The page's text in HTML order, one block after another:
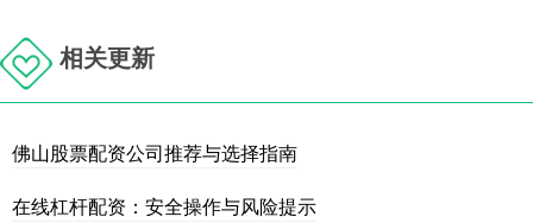
相关更新
佛山股票配资公司推荐与选择指南
在线杠杆配资：安全操作与风险提示